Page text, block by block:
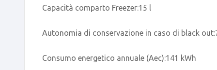
Capacità comparto Freezer:15 l
Autonomia di conservazione in caso di black
Consumo energetico annuale (Aec):141 kWh